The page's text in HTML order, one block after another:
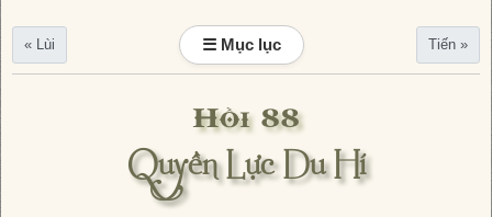
« Lùi ☰ Mục lục Tiến »
Hồi 88
Quyền Lực Du Hí